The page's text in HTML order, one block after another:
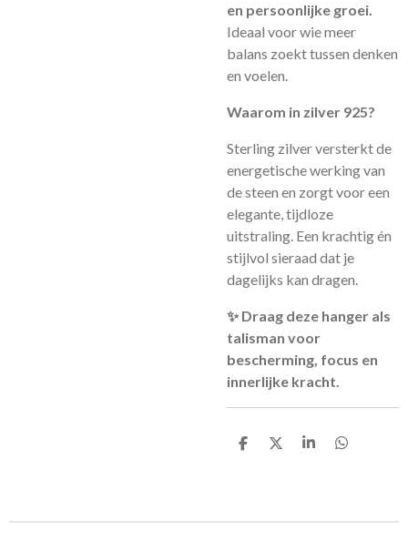
en persoonlijke groei.
Ideaal voor wie meer
balans zoekt tussen denken
en voelen.
Waarom in zilver 925?
Sterling zilver versterkt de
energetische werking van
de steen en zorgt voor een
elegante, tijdloze
uitstraling. Een krachtig én
stijlvol sieraad dat je
dagelijks kan dragen.
✨ Draag deze hanger als
talisman voor
bescherming, focus en
innerlijke kracht.
D
D
S
D